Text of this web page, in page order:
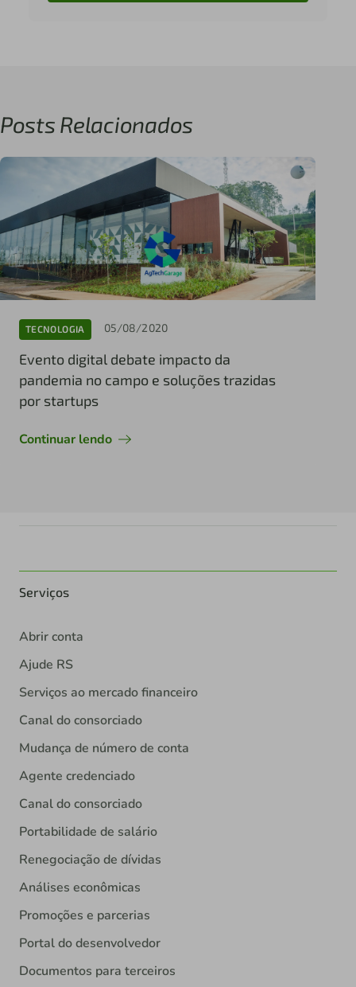
Posts Relacionados
TECNOLOGIA 05/08/2020
Evento digital debate impacto da
pandemia no campo e soluções trazidas
por startups
Continuar lendo
Serviços
Abrir conta
Ajude RS
Serviços ao mercado financeiro
Canal do consorciado
Mudança de número de conta
Agente credenciado
Canal do consorciado
Portabilidade de salário
Renegociação de dívidas
Análises econômicas
Promoções e parcerias
Portal do desenvolvedor
Documentos para terceiros